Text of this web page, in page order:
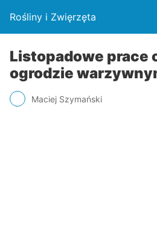
Rośliny i Zwięrzęta
Listopadowe prace
ogrodzie
Maciej Szymański